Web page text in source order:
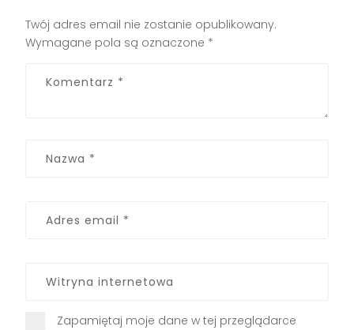
Twój adres email nie zostanie opublikowany.
Wymagane pola są oznaczone *
Zapamiętaj moje dane w tej przeglądarce